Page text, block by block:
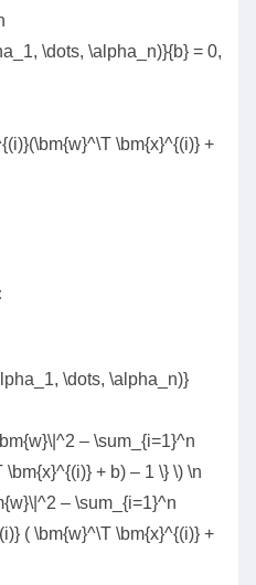
\dots, \alpha_n)}{b} = 0,
\bm{x}^{(i)} +
\dots, \alpha_n)}
– \sum_{i=1}^n
+ b) – 1 \} \) \n
– \sum_{i=1}^n
( \bm{w}^\T \bm{x}^{(i)} +